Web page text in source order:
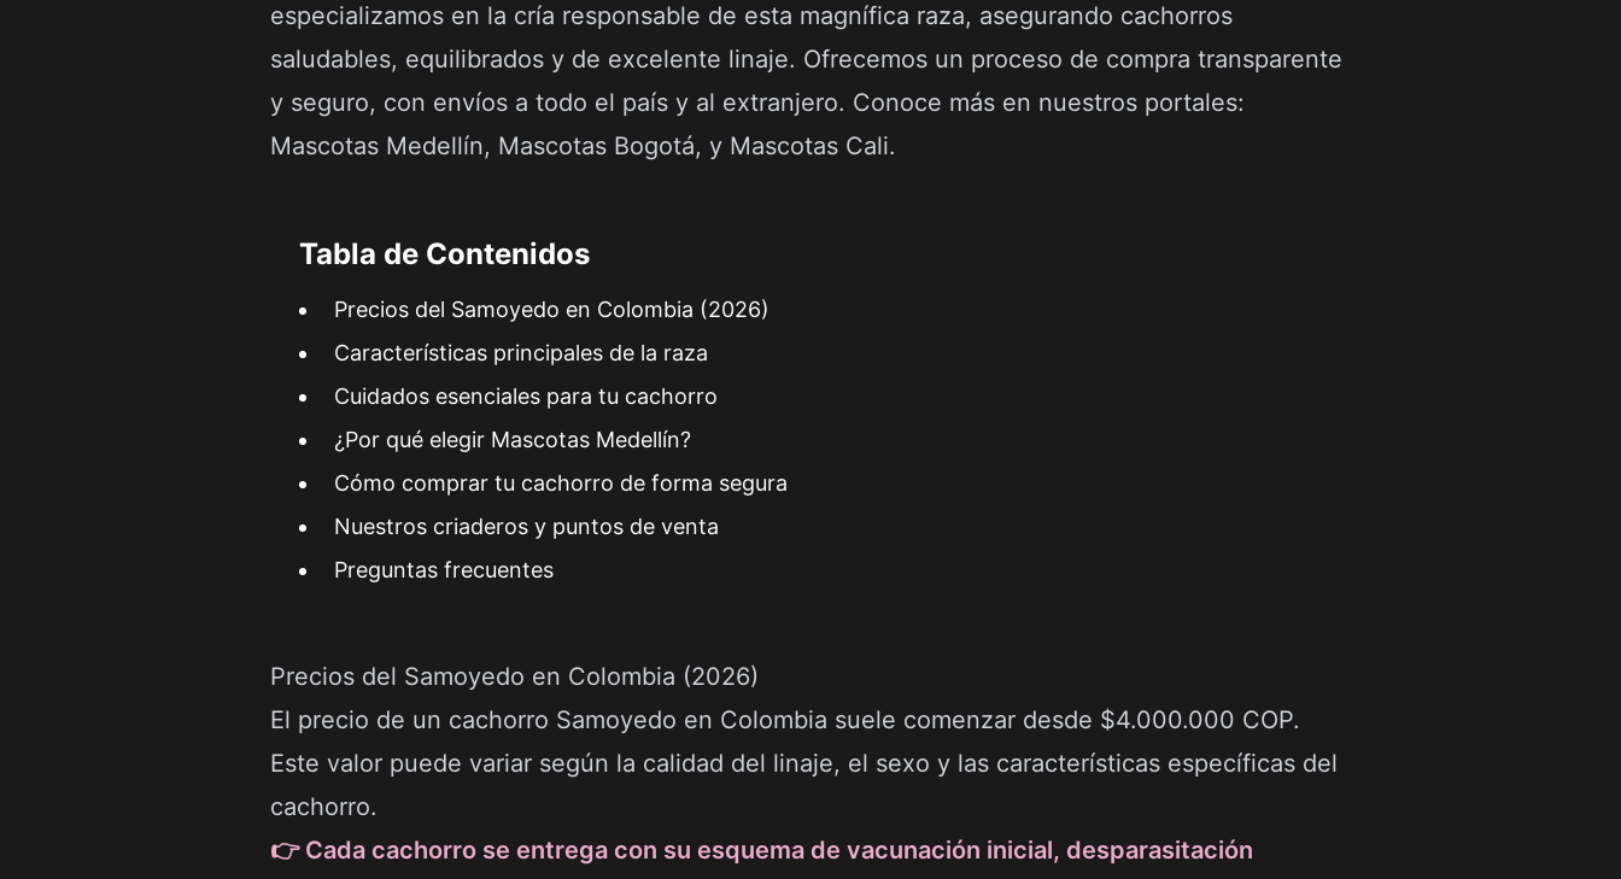
especializamos en la cría responsable de esta magnífica raza, asegurando cachorros
saludables, equilibrados y de excelente linaje. Ofrecemos un proceso de compra transparente
y seguro, con envíos a todo el país y al extranjero. Conoce más en nuestros portales:
Mascotas Medellín, Mascotas Bogotá, y Mascotas Cali.
Tabla de Contenidos
Precios del Samoyedo en Colombia (2026)
Características principales de la raza
Cuidados esenciales para tu cachorro
¿Por qué elegir Mascotas Medellín?
Cómo comprar tu cachorro de forma segura
Nuestros criaderos y puntos de venta
Preguntas frecuentes
Precios del Samoyedo en Colombia (2026)
El precio de un cachorro Samoyedo en Colombia suele comenzar desde $4.000.000 COP.
Este valor puede variar según la calidad del linaje, el sexo y las características específicas del
cachorro.
👉 Cada cachorro se entrega con su esquema de vacunación inicial, desparasitación